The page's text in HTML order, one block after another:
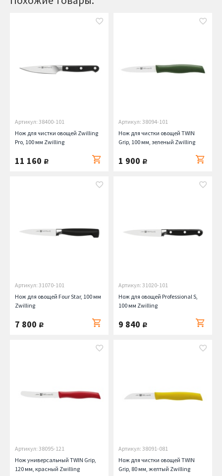
Артикул: 38400-101
Нож для чистки овощей Zwilling
Pro, 100 мм Zwilling
11 160 руб.
Артикул: 38094-101
Нож для чистки овощей TWIN
Grip, 100 мм, зеленый Zwilling
1 900 руб.
Артикул: 31070-101
Нож для овощей Four Star, 100 мм
Zwilling
7 800 руб.
Артикул: 31020-101
Нож для овощей Professional S,
100 мм Zwilling
9 840 руб.
Артикул: 38095-121
Нож универсальный TWIN Grip,
120 мм, красный Zwilling
Артикул: 38091-081
Нож для чистки овощей TWIN
Grip, 80 мм, желтый Zwilling